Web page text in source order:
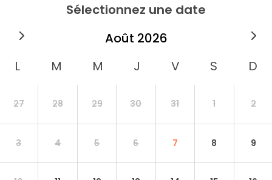
Sélectionnez une date
août 2026
27 28 29 30 31 1 2
3 4 5 6 7 8 9